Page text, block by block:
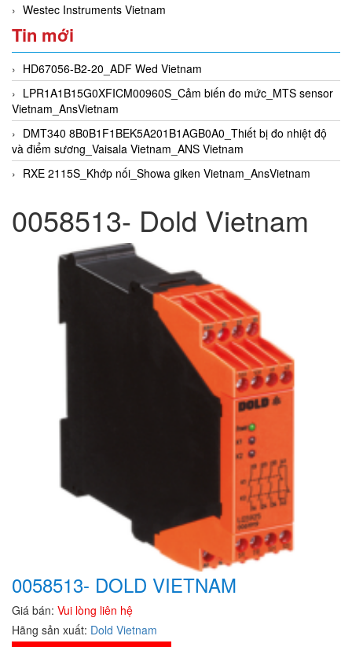
Westec Instruments Vietnam
Tin mới
HD67056-B2-20_ADF Wed Vietnam
LPR1A1B15G0XFICM00960S_Cảm biến đo mức_MTS sensor
Vietnam_AnsVietnam
DMT340 8B0B1F1BEK5A201B1AGB0A0_Thiết bị đo nhiệt độ
và điểm sương_Vaisala Vietnam_ANS Vietnam
RXE 2115S_Khớp nối_Showa giken Vietnam_AnsVietnam
0058513- Dold Vietnam
0058513- DOLD VIETNAM
Giá bán: Vui lòng liên hệ
Hãng sản xuất: Dold Vietnam